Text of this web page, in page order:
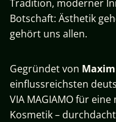
Tradition, moderner
Botschaft: Ästhetik
gehört uns allen.
Gegründet von
einflussreichsten
VIA MAGIAMO für
Kosmetik –